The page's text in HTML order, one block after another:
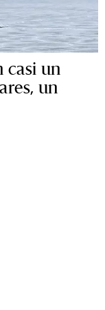
casi un
un